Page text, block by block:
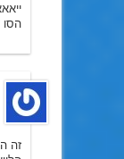
הסו
זה